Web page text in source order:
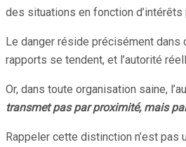
des situations en fonction d’intérêts
Le danger réside précisément dans
rapports se tendent, et l’autorité
Or, dans toute organisation saine,
transmet pas par proximité, mais
Rappeler cette distinction n’est pas